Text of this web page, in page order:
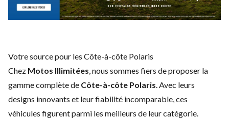
Votre source pour les Côte-à-côte Polaris
Chez Motos Illimitées, nous sommes fiers de proposer la
gamme complète de Côte-à-côte Polaris. Avec leurs
designs innovants et leur fiabilité incomparable, ces
véhicules figurent parmi les meilleurs de leur catégorie.